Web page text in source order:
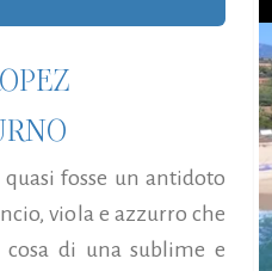
fosse un antidoto
viola e azzurro che
cosa di una sublime e